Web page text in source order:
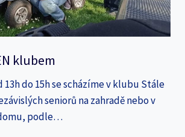
klubem
do 15h se scházíme v klubu Stále
seniorů na zahradě nebo v
podle…